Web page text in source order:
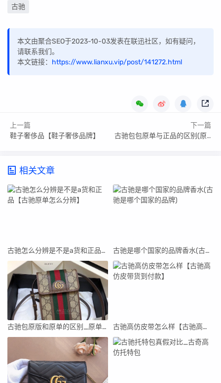
古驰
本文由聚合SEO于2023-10-03发表在联迅社区，如有疑问，
请联系我们。
本文链接： https://www.lianxu.vip/post/141272.html
上一篇
鞋子奢侈品【鞋子奢侈品牌】
下一篇
古驰包包原单与正品的区别(原单古驰包包生产厂家)
相关文章
古驰怎么分辨是不是a货和正品【古驰原单怎么分辨】 古驰是哪个国家的品牌香水(古驰是哪个国家的品牌)
古驰包原版和原单的区别_原单古驰包包时尚手袋 古驰高仿皮带怎么样【古驰高仿皮带货到付款】